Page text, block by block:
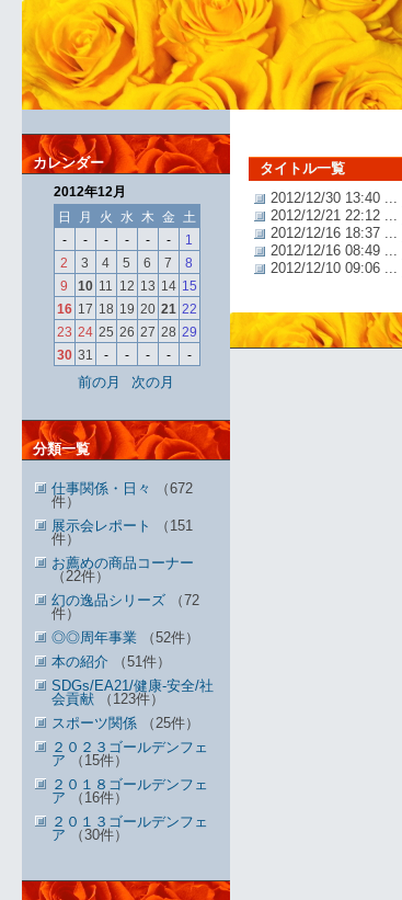
タイトル一覧
2012/12/30 13:40 ...
2012/12/21 22:12 ...
2012/12/16 18:37 ...
2012/12/16 08:49 ...
2012/12/10 09:06 ...
カレンダー
2012年12月
日
月 火 水 木 金 土
-
- - - - -
1
2
3 4 5 6 7
8
9
10 11 12 13 14 15
16 17 18 19 20 21 22
23 24 25 26 27 28 29
30 31 - - - - -
前の月 次の月
分類一覧
仕事関係・日々
（672
件）
展示会レポート
（151
件）
お薦めの商品コーナー
（22件）
幻の逸品シリーズ （72
件）
◎◎周年事業 （52件）
本の紹介 （51件）
SDGs/EA21/健康-安全/社
会貢献 （123件）
スポーツ関係 （25件）
２０２３ゴールデンフェ
ア （15件）
２０１８ゴールデンフェ
ア （16件）
２０１３ゴールデンフェ
ア （30件）